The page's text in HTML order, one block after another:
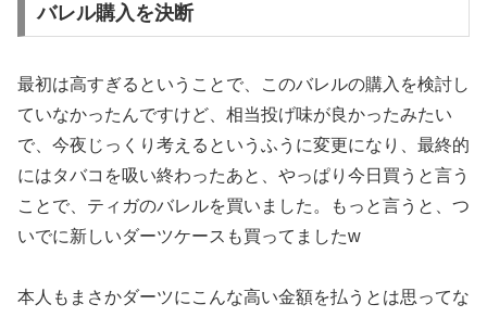
バレル購入を決断
最初は高すぎるということで、このバレルの購入を検討し
ていなかったんですけど、相当投げ味が良かったみたい
で、今夜じっくり考えるというふうに変更になり、最終的
にはタバコを吸い終わったあと、やっぱり今日買うと言う
ことで、ティガのバレルを買いました。もっと言うと、つ
いでに新しいダーツケースも買ってましたw
本人もまさかダーツにこんな高い金額を払うとは思ってな